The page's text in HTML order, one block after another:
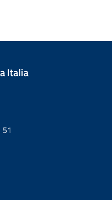
Italia